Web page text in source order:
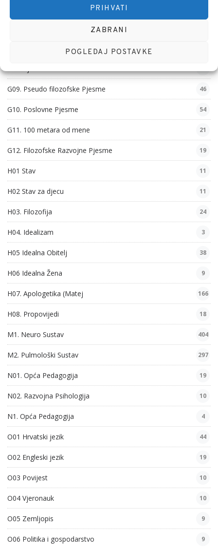
PRIHVATI
ZABRANI
POGLEDAJ POSTAVKE
G07. Vjerske Pjesme
G09. Pseudo filozofske Pjesme 46
G10. Poslovne Pjesme 54
G11. 100 metara od mene 21
G12. Filozofske Razvojne Pjesme 19
H01 Stav 11
H02 Stav za djecu 11
H03. Filozofija 24
H04. Idealizam 3
H05 Idealna Obitelj 38
H06 Idealna Žena 9
H07. Apologetika (Matej 166
H08. Propovijedi 18
M1. Neuro Sustav 404
M2. Pulmološki Sustav 297
N01. Opća Pedagogija 19
N02. Razvojna Psihologija 10
N1. Opća Pedagogija 4
O01 Hrvatski jezik 44
O02 Engleski jezik 19
O03 Povijest 10
O04 Vjeronauk 10
O05 Zemljopis 9
O06 Politika i gospodarstvo 9